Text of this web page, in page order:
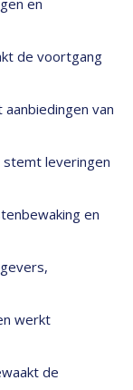
en
de voortgang
van
stemt leveringen
en
werkt
de